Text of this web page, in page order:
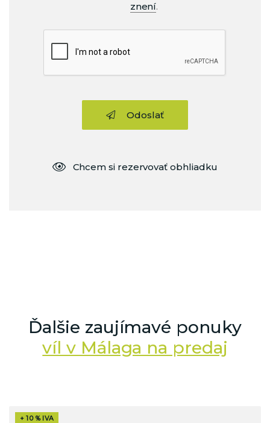
znení.
Odoslať
Chcem si rezervovať obhliadku
Ďalšie zaujímavé ponuky
víl v Málaga na predaj
+ 10 % IVA